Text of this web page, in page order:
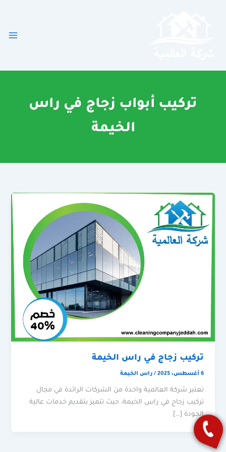
تركيب أبواب زجاج في راس
الخيمة
تركيب زجاج في راس الخيمة
6 أغسطس، 2025 /راس الخيمة
تعتبر شركة العالمية واحدة من الشركات الرائدة في مجال
تركيب زجاج في راس الخيمة، حيث تتميز بتقديم خدمات عالية
الجودة […]